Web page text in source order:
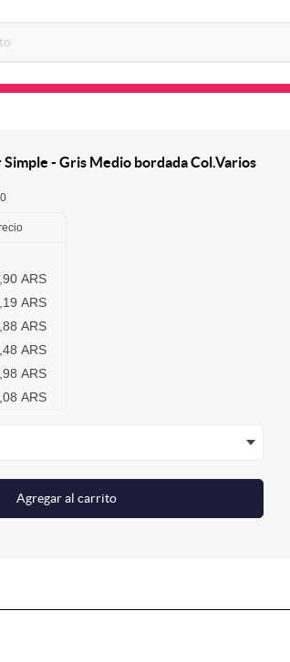
- Gris Medio bordada Col.Varios
ARS
ARS
ARS
ARS
ARS
ARS
Agregar al carrito